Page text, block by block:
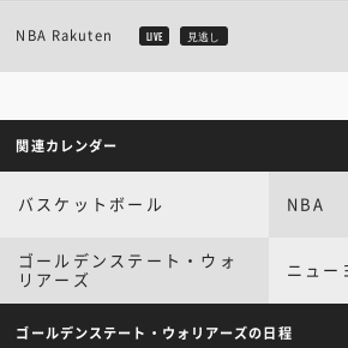
NBA Rakuten LIVE 見逃し
関連カレンダー
バスケットボール NBA
ゴールデンステート・ウォ
リアーズ
ニュー
ゴールデンステート・ウォリアーズの日程